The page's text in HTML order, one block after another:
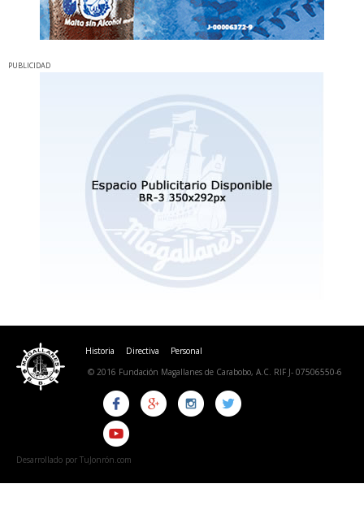
PUBLICIDAD
Historia Directiva
Personal
© 2016 Fundación Magallanes de Carabobo, A.C. RIF J- 07506550-6
Desarrollado por TuJonrón.com